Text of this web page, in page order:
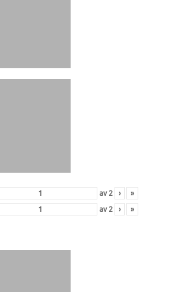
av 2 › »
av 2 › »